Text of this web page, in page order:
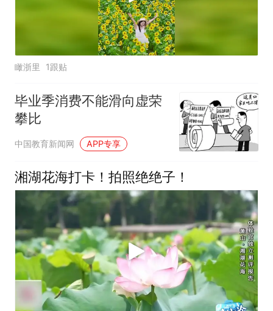
瞰浙里 1跟贴
毕业季消费不能滑向虚荣
攀比
中国教育新闻网 APP专享
湘湖花海打卡！拍照绝绝子！